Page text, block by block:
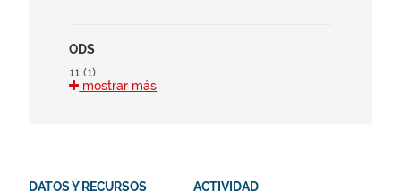
ODS
11 (1)
15 (1)
mostrar más
DATOS Y RECURSOS ACTIVIDAD